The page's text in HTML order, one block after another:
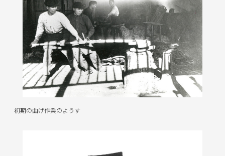
初期の曲げ作業のようす